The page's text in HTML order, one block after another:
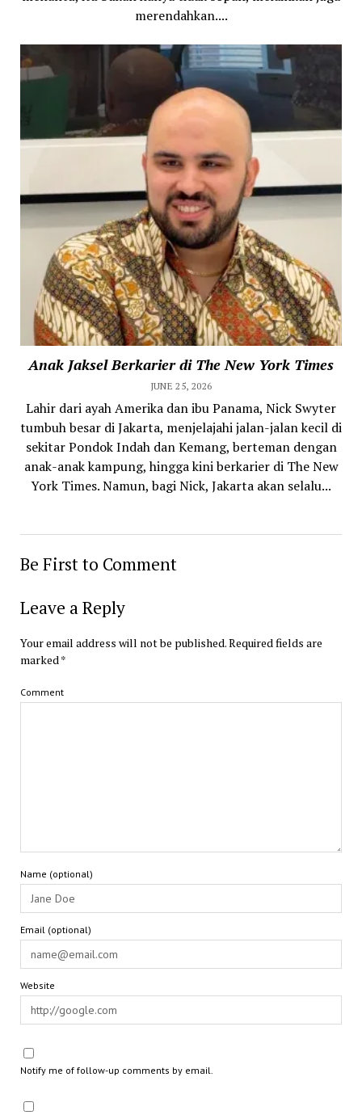
merendahkan....
Anak Jaksel Berkarier di The New York Times
JUNE 25, 2026
Lahir dari ayah Amerika dan ibu Panama, Nick Swyter
tumbuh besar di Jakarta, menjelajahi jalan-jalan kecil di
sekitar Pondok Indah dan Kemang, berteman dengan
anak-anak kampung, hingga kini berkarier di The New
York Times. Namun, bagi Nick, Jakarta akan selalu...
Be First to Comment
Leave a Reply
Your email address will not be published.Required fields are
marked*
Comment
Name (optional)
Email (optional)
Website
Notify me of follow-up comments by email.